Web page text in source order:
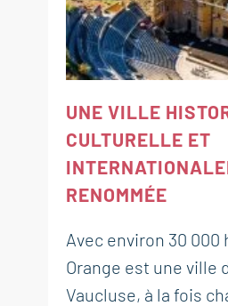
UNE VILLE
CULTURELLE ET
RENOMMÉE
Avec environ 30 000
Orange est une ville
Vaucluse, à la fois